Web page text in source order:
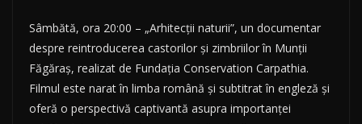
Sâmbătă, ora 20:00 – „Arhitecții naturii”, un documentar
despre reintroducerea castorilor și zimbriilor în Munții
Făgăraș, realizat de Fundația Conservation Carpathia.
Filmul este narat în limba română și subtitrat în engleză și
oferă o perspectivă captivantă asupra importanței